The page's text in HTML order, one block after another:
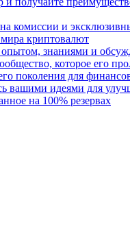
комиссии и
мира криптовалют
опытом, знаниями и
которое его
поколения для
вашими идеями для
на 100% резервах